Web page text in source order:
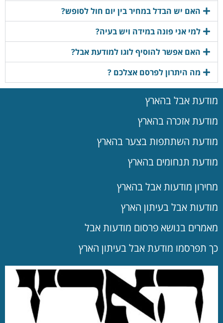
האם יש הבדל במחיר בין יום חול לסופש?
למי אני פונה במידה ויש בעיה?
האם אפשר להוסיף לוגו למודעת אבל?
מה היתרון לפרסם אצלכם ?
מודעת אבל בהארץ
מודעת אזכרה בהארץ
מודעת השתתפות בצער בהארץ
מודעת תנחומים בהארץ
מחירון מודעות אבל בהארץ
מודעות אבל בעיתון הארץ
מאמרים בנושא פרסום מודעות אבל
כך תפרסמו מודעת אבל בעיתון הארץ